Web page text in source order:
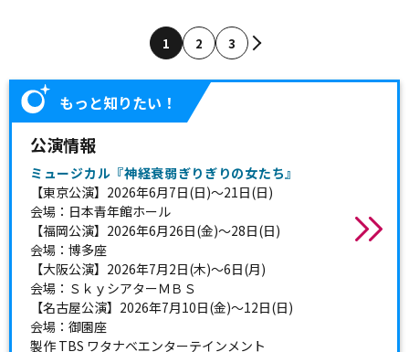
1 2 3
もっと知りたい！
公演情報
ミュージカル『神経衰弱ぎりぎりの女たち』
【東京公演】2026年6月7日(日)～21日(日)
会場：日本青年館ホール
【福岡公演】2026年6月26日(金)～28日(日)
会場：博多座
【大阪公演】2026年7月2日(木)～6日(月)
会場：ＳｋｙシアターＭＢＳ
【名古屋公演】2026年7月10日(金)～12日(日)
会場：御園座
製作 TBS ワタナベエンターテインメント